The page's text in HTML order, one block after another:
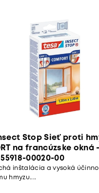
Stop Sieť proti
na francúzske okná
55918-00020-00
inštalácia a vysoká
hmyzu....